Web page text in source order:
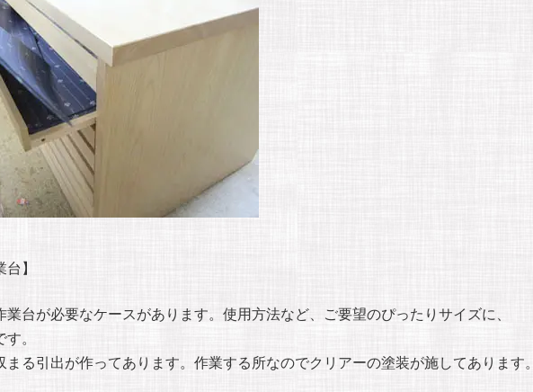
】
台が必要なケースがあります。使用方法など、ご要望のぴったりサイズに、
。
る引出が作ってあります。作業する所なのでクリアーの塗装が施してあります。